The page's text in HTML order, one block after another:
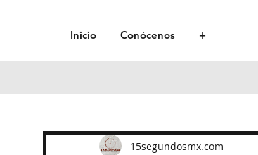
Inicio Conócenos +
15segundosmx.com